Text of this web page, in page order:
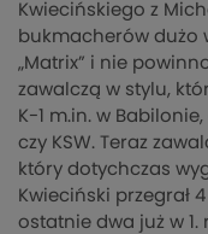
Kwiecińskiego z
bukmacherów dużo
„Matrix” i nie
zawalczą w stylu,
K-1 m.in. w
czy KSW. Teraz
który dotychczas
Kwieciński przegrał
ostatnie dwa już w